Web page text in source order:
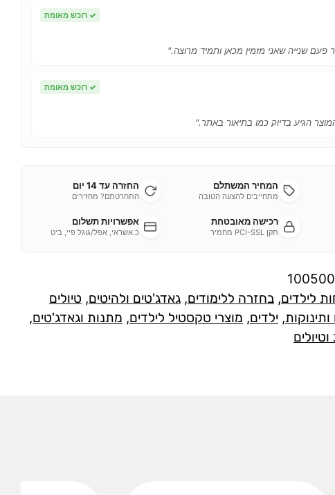
✓ רוכש מאומת
פעם שנייה שאני מזמין מכאן ותמיד מרוצה."
✓ רוכש מאומת
הגיע בדיוק כמו בתיאור באתר."
המחיר המשתלם
מתחייבים להצעה הטובה
החזרה עד 14 יום
התחרטתם? מחזירים
רכישה מאובטחת
תקן PCI-SSL מחמיר
אפשרויות תשלום
כ.אשראי, אפל/גוגל פיי, ביט
לילדים, בחזרה ללימודים, גאדג'טים ולהיטים, טיולים
, ילדים, מוצרי טקסטיל לילדים, מתנות וגאדג'טים,